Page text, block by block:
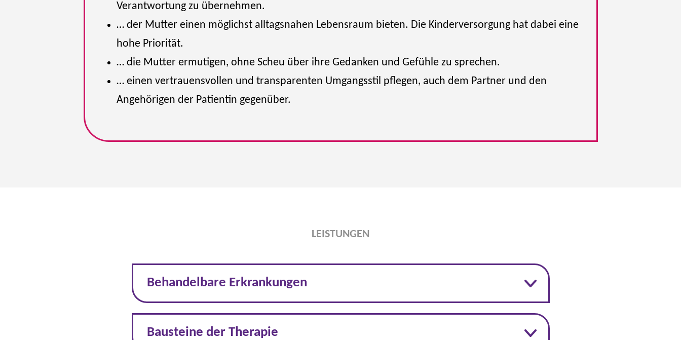
Verantwortung zu übernehmen.
… der Mutter einen möglichst alltagsnahen Lebensraum bieten. Die Kinderversorgung hat dabei eine
hohe Priorität.
… die Mutter ermutigen, ohne Scheu über ihre Gedanken und Gefühle zu sprechen.
… einen vertrauensvollen und transparenten Umgangsstil pflegen, auch dem Partner und den
Angehörigen der Patientin gegenüber.
LEISTUNGEN
Behandelbare Erkrankungen
Bausteine der Therapie